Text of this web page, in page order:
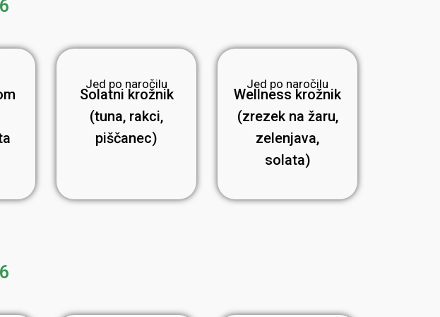
Jed po naročilu
Solatni krožnik
(tuna, rakci,
piščanec)
Jed po naročilu
Wellness krožnik
(zrezek na žaru,
zelenjava,
solata)